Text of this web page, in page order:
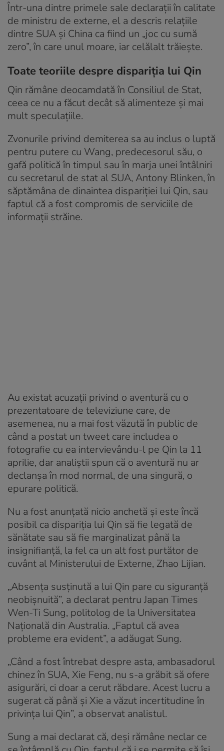
Într-una dintre primele sale declarații în calitate
de ministru de externe, el a descris relațiile
dintre SUA și China ca fiind un „joc cu sumă
zero”, în care unul moare, iar celălalt trăiește.
Toate teoriile despre dispariția lui Qin
Qin rămâne deocamdată în Consiliul de Stat,
ceea ce nu a făcut decât să alimenteze și mai
mult speculațiile.
Zvonurile privind demiterea sa au inclus o luptă
pentru putere cu Wang, predecesorul său, o
gafă politică în timpul sau în marja unei întâlniri
cu secretarul de stat al SUA, Antony Blinken, în
săptămâna de dinaintea dispariției lui Qin, sau
faptul că a fost compromis de serviciile de
informații străine.
Au existat acuzații privind o aventură cu o
prezentatoare de televiziune care, de
asemenea, nu a mai fost văzută în public de
când a postat un tweet care includea o
fotografie cu ea intervievându-l pe Qin la 11
aprilie, dar analiștii spun că o aventură nu ar
declanșa în mod normal, de una singură, o
epurare politică.
Nu a fost anunțată nicio anchetă și este încă
posibil ca dispariția lui Qin să fie legată de
sănătate sau să fie marginalizat până la
insignifianță, la fel ca un alt fost purtător de
cuvânt al Ministerului de Externe, Zhao Lijian.
„Absența susținută a lui Qin pare cu siguranță
neobișnuită”, a declarat pentru Japan Times
Wen-Ti Sung, politolog de la Universitatea
Națională din Australia. „Faptul că avea
probleme era evident”, a adăugat Sung.
„Când a fost întrebat despre asta, ambasadorul
chinez în SUA, Xie Feng, nu s-a grăbit să ofere
asigurări, ci doar a cerut răbdare. Acest lucru a
sugerat că până și Xie a văzut incertitudine în
privința lui Qin”, a observat analistul.
Sung a mai declarat că, deși rămâne neclar ce